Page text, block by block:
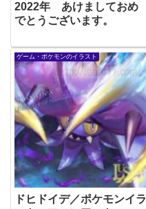
2022年 あけましておめ
でとうございます。
ゲーム・ポケモンのイラスト
ドヒドイデ／ポケモンイラ